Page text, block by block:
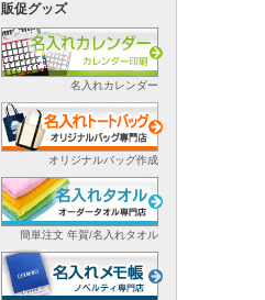
販促グッズ
名入れカレンダー
オリジナルバッグ作成
簡単注文 年賀/名入れタオル